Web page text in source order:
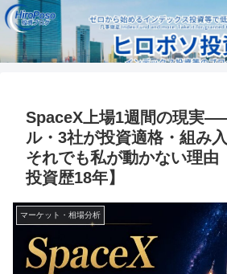
SpaceX上場1週間の現実
ル・3社が投資適格・組み
それでも私が動かない理由
投資歴18年】
マーケット・相場分析